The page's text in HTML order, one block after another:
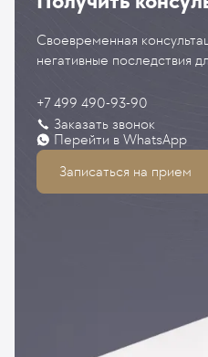
Своевременная
негативные последствия
Записаться на прием
+7 499 490-93-90
Перейти в WhatsApp
Заказать звонок